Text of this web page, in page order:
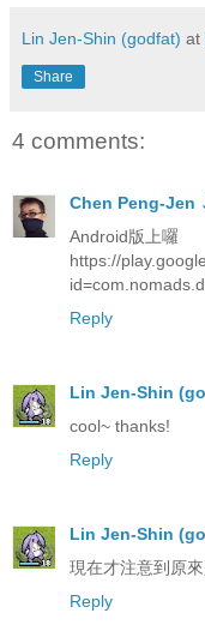
Lin Jen-Shin (godfat) at
Share
4 comments:
Chen Peng-Jen
Android版上囉
https://
Reply
Lin Jen-Shin
cool~ thanks!
Reply
Lin Jen-Shin
現在才注意到原
Reply